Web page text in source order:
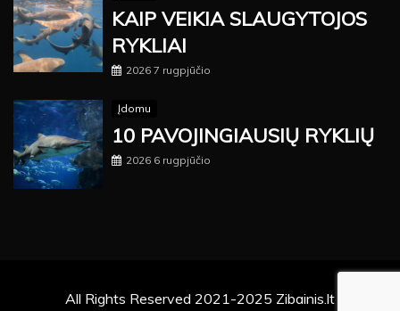
KAIP VEIKIA SLAUGYTOJOS
RYKLIAI
2026 7 rugpjūčio
Įdomu
10 PAVOJINGIAUSIŲ RYKLIŲ
2026 6 rugpjūčio
All Rights Reserved 2021-2025 Zibainis.lt